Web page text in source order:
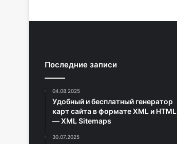
Последние записи
04.08.2025
Удобный и бесплатный генератор
карт сайта в формате XML и HTML
— XML Sitemaps
30.07.2025